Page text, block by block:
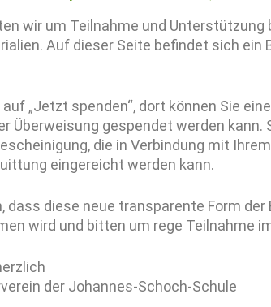
wir um Teilnahme und
Auf dieser Seite befindet sich ein
auf „Jetzt spenden“, dort können Sie
Überweisung gespendet werden
die in Verbindung mit
eingereicht werden kann.
dass diese neue transparente Form
wird und bitten um rege Teilnahme
der Johannes-Schoch-Schule